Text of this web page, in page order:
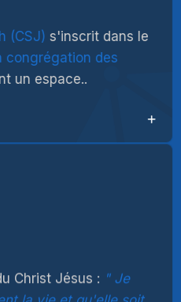
(CSJ) s'inscrit dans le
congrégation des
un espace..
Christ Jésus :
Je